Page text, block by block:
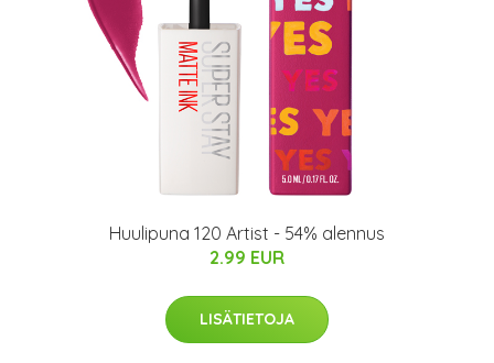
Huulipuna 120 Artist - 54% alennus
2.99 EUR
LISÄTIETOJA